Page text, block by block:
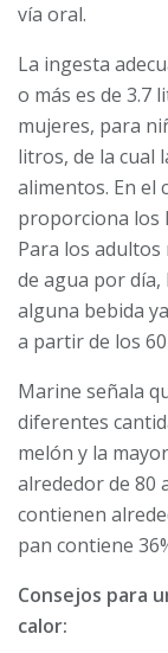
vía oral.
La ingesta
o más es de 3.7
mujeres, para
litros, de la cual
alimentos. En el
proporciona los
Para los
de agua por
alguna bebida
a partir de los
Marine señala
diferentes
melón y la
alrededor de 80
contienen
pan contiene
Consejos para
calor: